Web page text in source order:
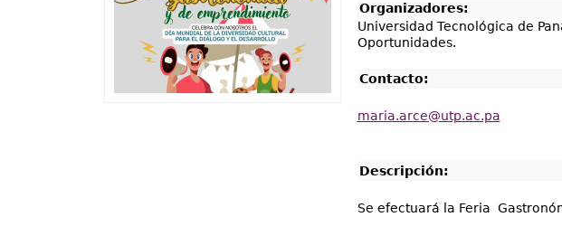
Organizadores:
Universidad Tecnológica de
Oportunidades.
Contacto:
maria.arce@utp.ac.pa
Descripción:
Se efectuará la Feria